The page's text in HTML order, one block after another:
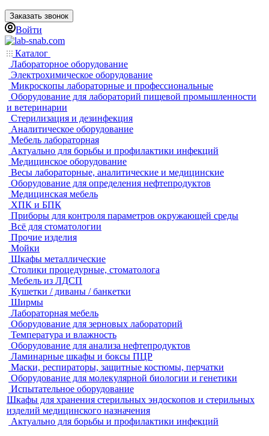
Заказать звонок
Войти
Каталог
Лабораторное оборудование
Электрохимическое оборудование
Микроскопы лабораторные и профессиональные
Оборудование для лабораторий пищевой промышленности
и ветеринарии
Стерилизация и дезинфекция
Аналитическое оборудование
Мебель лабораторная
Актуально для борьбы и профилактики инфекций
Медицинское оборудование
Весы лабораторные, аналитические и медицинские
Оборудование для определения нефтепродуктов
Медицинская мебель
ХПК и БПК
Приборы для контроля параметров окружающей среды
Всё для стоматологии
Прочие изделия
Мойки
Шкафы металлические
Столики процедурные, стоматолога
Мебель из ЛДСП
Кушетки / диваны / банкетки
Ширмы
Лабораторная мебель
Оборудование для зерновых лабораторий
Температура и влажность
Оборудование для анализа нефтепродуктов
Ламинарные шкафы и боксы ПЦР
Маски, респираторы, защитные костюмы, перчатки
Оборудование для молекулярной биологии и генетики
Испытательное оборудование
Шкафы для хранения стерильных эндоскопов и стерильных
изделий медицинского назначения
Актуально для борьбы и профилактики инфекций